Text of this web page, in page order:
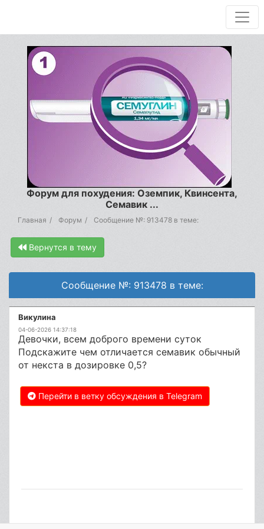
Форум для похудения: Оземпик, Квинсента,
Семавик ...
Главная Форум Сообщение №: 913478 в теме:
Вернутся в тему
Сообщение №: 913478 в теме:
Викулина
04-06-2026 14:37:18
Девочки, всем доброго времени суток
Подскажите чем отличается семавик обычный
от некста в дозировке 0,5?
Перейти в ветку обсуждения в Telegram